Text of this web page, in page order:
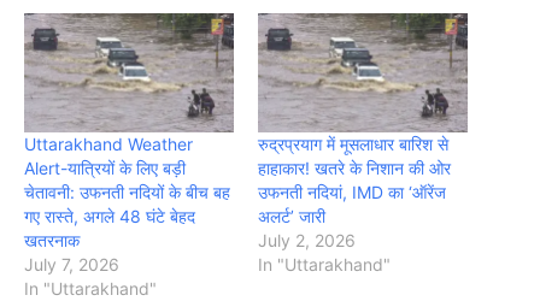
Uttarakhand Weather
Alert-यात्रियों के लिए बड़ी
चेतावनी: उफनती नदियों के बीच बह
गए रास्ते, अगले 48 घंटे बेहद
खतरनाक
July 7, 2026
In "Uttarakhand"
रुद्रप्रयाग में मूसलाधार बारिश से
हाहाकार! खतरे के निशान की ओर
उफनती नदियां, IMD का ‘ऑरेंज
अलर्ट’ जारी
July 2, 2026
In "Uttarakhand"